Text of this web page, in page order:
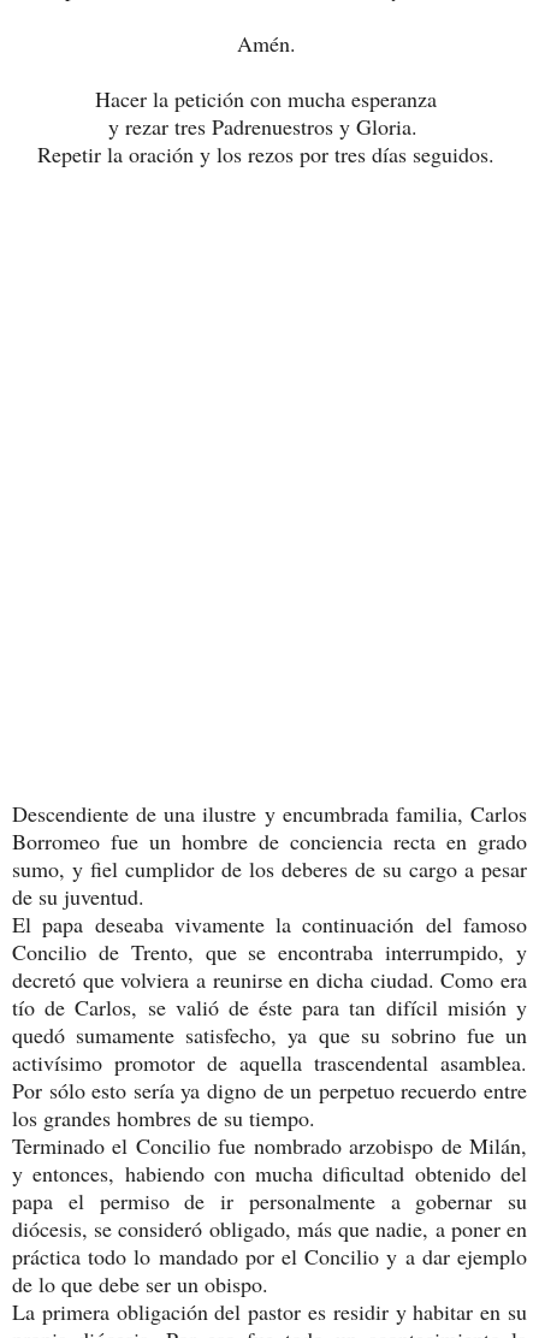
Amén.
Hacer la petición con mucha esperanza
y rezar tres Padrenuestros y Gloria.
Repetir la oración y los rezos por tres días seguidos.
Descendiente de una ilustre y encumbrada familia, Carlos
Borromeo fue un hombre de conciencia recta en grado
sumo, y fiel cumplidor de los deberes de su cargo a pesar
de su juventud.
El papa deseaba vivamente la continuación del famoso
Concilio de Trento, que se encontraba interrumpido, y
decretó que volviera a reunirse en dicha ciudad. Como era
tío de Carlos, se valió de éste para tan difícil misión y
quedó sumamente satisfecho, ya que su sobrino fue un
activísimo promotor de aquella trascendental asamblea.
Por sólo esto sería ya digno de un perpetuo recuerdo entre
los grandes hombres de su tiempo.
Terminado el Concilio fue nombrado arzobispo de Milán,
y entonces, habiendo con mucha dificultad obtenido del
papa el permiso de ir personalmente a gobernar su
diócesis, se consideró obligado, más que nadie, a poner en
práctica todo lo mandado por el Concilio y a dar ejemplo
de lo que debe ser un obispo.
La primera obligación del pastor es residir y habitar en su